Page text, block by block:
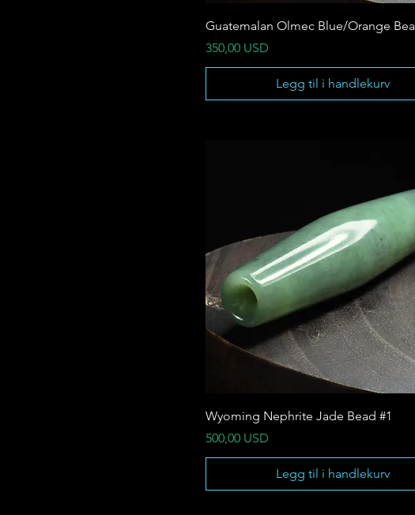
Guatemalan Olmec Blue/Orange
Pris
350,00 USD
Legg til i handlekurv
Wyoming Nephrite Jade Bead #1
Pris
500,00 USD
Legg til i handlekurv